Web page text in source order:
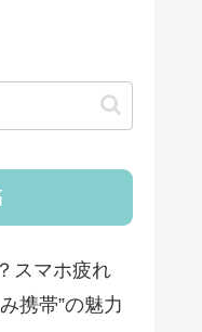
スマホ疲れ
携帯”の魅力